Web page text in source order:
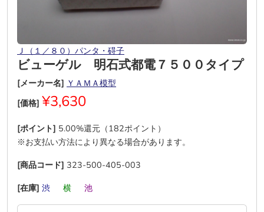
Ｊ（１／８０）パンタ・碍子
ビューゲル 明石式都電７５００タイプ
[メーカー名] ＹＡＭＡ模型
[価格] ¥3,630
[ポイント] 5.00%還元（182ポイント）
※お支払い方法により異なる場合があります。
[商品コード] 323-500-405-003
[在庫] 渋 横 池